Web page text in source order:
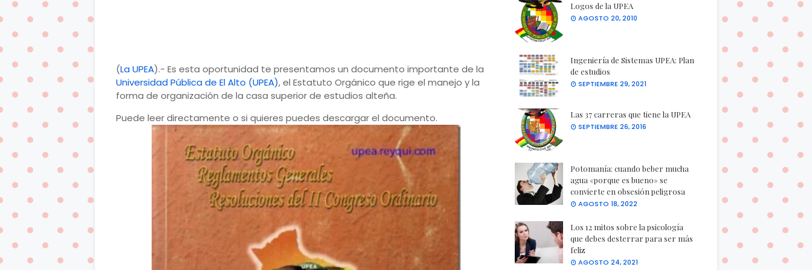
(La UPEA).- Es esta oportunidad te presentamos un documento importante de la
Universidad Pública de El Alto (UPEA), el Estatuto Orgánico que rige el manejo y la
forma de organización de la casa superior de estudios alteña.
Puede leer directamente o si quieres puedes descargar el documento.
Logos de la UPEA
AGOSTO 20, 2010
Ingeniería de Sistemas UPEA: Plan
de estudios
SEPTIEMBRE 29, 2021
Las 37 carreras que tiene la UPEA
SEPTIEMBRE 26, 2016
Potomanía: cuando beber mucha
agua «porque es bueno» se
convierte en obsesión peligrosa
AGOSTO 18, 2022
Los 12 mitos sobre la psicología
que debes desterrar para ser más
feliz
AGOSTO 24, 2021